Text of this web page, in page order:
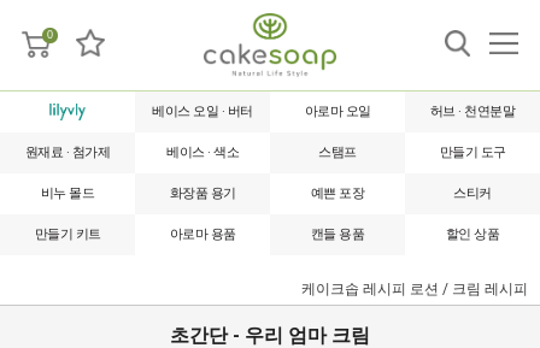
0
베이스 오일 · 버터 아로마 오일 허브 · 천연분말
원재료 · 첨가제 베이스 · 색소 스탬프 만들기 도구
비누 몰드 화장품 용기 예쁜 포장 스티커
만들기 키트 아로마 용품 캔들 용품 할인 상품
케이크솝 레시피 로션 / 크림 레시피
초간단 - 우리 엄마 크림